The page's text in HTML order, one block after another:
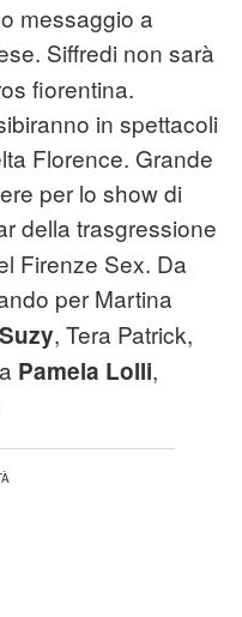
messaggio a
Siffredi non sarà
fiorentina.
in spettacoli
Florence. Grande
per lo show di
della trasgressione
Firenze Sex. Da
per Martina
Suzy, Tera Patrick,
Pamela Lolli,